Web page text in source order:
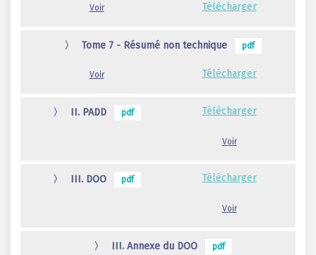
Télécharger
Voir
〉 Tome 7 - Résumé non technique pdf
Télécharger
Voir
〉 II. PADD pdf Télécharger
Voir
〉 III. DOO pdf Télécharger
Voir
〉 III. Annexe du DOO pdf